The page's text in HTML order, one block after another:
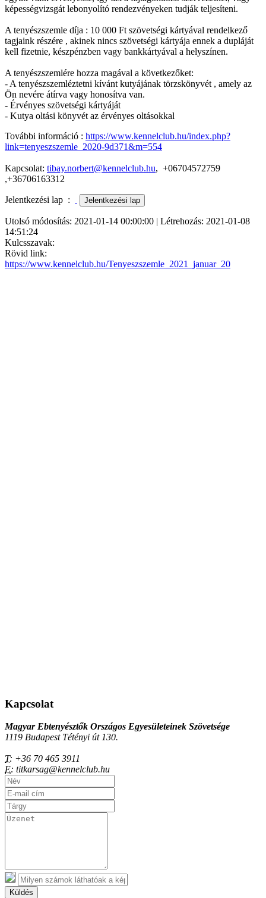
képességvizsgát lebonyolító rendezvényeken tudják teljesíteni.
A tenyészszemle díja : 10 000 Ft szövetségi kártyával rendelkező
tagjaink részére , akinek nincs szövetségi kártyája ennek a dupláját
kell fizetnie, készpénzben vagy bankkártyával a helyszínen.
A tenyészszemlére hozza magával a következőket:
- A tenyészszemléztetni kívánt kutyájának törzskönyvét , amely az
Ön nevére átírva vagy honosítva van.
- Érvényes szövetségi kártyáját
- Kutya oltási könyvét az érvényes oltásokkal
További információ : https://www.kennelclub.hu/index.php?
link=tenyeszszemle_2020-9d371&m=554
Kapcsolat: tibay.norbert@kennelclub.hu, +06704572759
,+36706163312
Jelentkezési lap :
Utolsó módosítás: 2021-01-14 00:00:00 | Létrehozás: 2021-01-08
14:51:24
Kulcsszavak:
Rövid link:
https://www.kennelclub.hu/Tenyeszszemle_2021_januar_20
Kapcsolat
Magyar Ebtenyésztők Országos Egyesületeinek Szövetsége
1119 Budapest Tétényi út 130.
T: +36 70 465 3911
E: titkarsag@kennelclub.hu
Küldés